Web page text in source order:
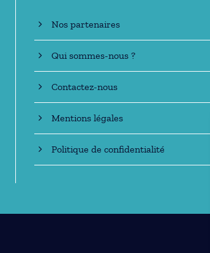
Nos partenaires
Qui sommes-nous ?
Contactez-nous
Mentions légales
Politique de confidentialité